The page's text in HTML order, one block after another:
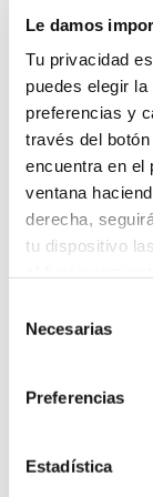
Le damos
Tu privacidad
puedes elegir
preferencias y
través del
encuentra en el
ventana
derecha,
tu dispositivo
Necesarias
Preferencias
Estadística
home Dónde
Piazza
SS325,
celebration